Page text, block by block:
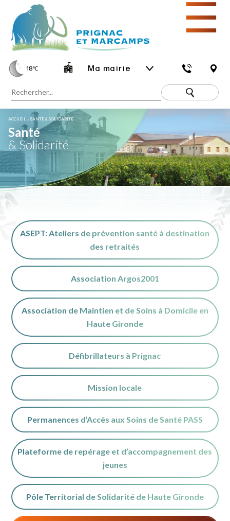
18℃ Ma mairie
☰
ACCUEIL »SANTÉ & SOLIDARITÉ
Santé
& Solidarité
ASEPT: Ateliers de prévention santé à destination
des retraités
Association Argos2001
Association de Maintien et de Soins à Domicile en
Haute Gironde
Défibrillateurs à Prignac
Mission locale
Permanences d’Accès aux Soins de Santé PASS
Plateforme de repérage et d’accompagnement des
jeunes
Pôle Territorial de Solidarité de Haute Gironde